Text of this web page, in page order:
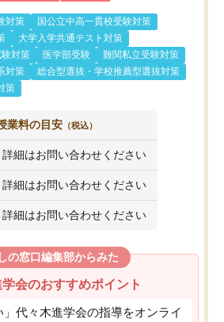
対策
国公立中高一貫校受験対策
大学入学共通テスト対策
対策
医学部受験
難関私立受験対策
対策
総合型選抜・学校推薦型選抜対策
策
業料の目安 （税込）
詳細はお問い合わせください
詳細はお問い合わせください
詳細はお問い合わせください
の窓口編集部からみた
会のおすすめポイント
」代々木進学会の指導をオンライ